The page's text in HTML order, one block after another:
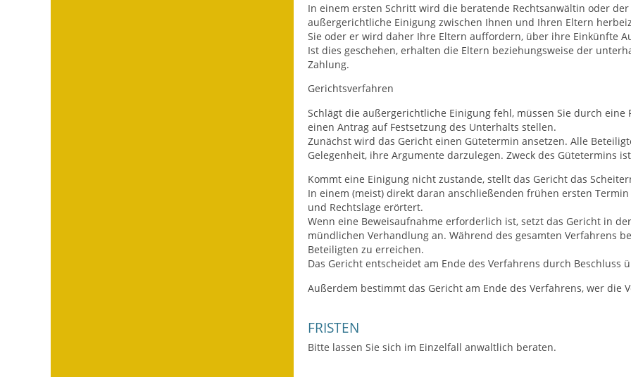
In einem ersten Schritt wird die beratende Rechtsanwältin oder
außergerichtliche Einigung zwischen Ihnen und Ihren Eltern
Sie oder er wird daher Ihre Eltern auffordern, über ihre Einkünfte
Ist dies geschehen, erhalten die Eltern beziehungsweise der
Zahlung.
Gerichtsverfahren
Schlägt die außergerichtliche Einigung fehl, müssen Sie durch
einen Antrag auf Festsetzung des Unterhalts stellen.
Zunächst wird das Gericht einen Gütetermin ansetzen. Alle
Gelegenheit, ihre Argumente darzulegen. Zweck des Gütetermins
Kommt eine Einigung nicht zustande, stellt das Gericht das
In einem (meist) direkt daran anschließenden frühen ersten
und Rechtslage erörtert.
Wenn eine Beweisaufnahme erforderlich ist, setzt das Gericht in
mündlichen Verhandlung an. Während des gesamten Verfahrens
Beteiligten zu erreichen.
Das Gericht entscheidet am Ende des Verfahrens durch Beschluss
Außerdem bestimmt das Gericht am Ende des Verfahrens, wer die
FRISTEN
Bitte lassen Sie sich im Einzelfall anwaltlich beraten.